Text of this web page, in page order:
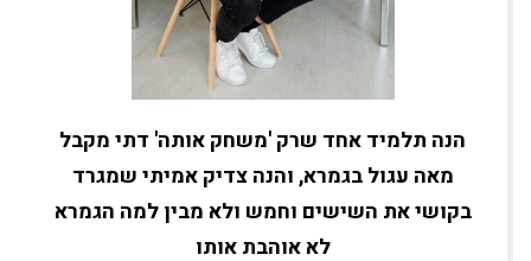
הנה תלמיד אחד שרק 'משחק אותה' דתי מקבל
מאה עגול בגמרא, והנה צדיק אמיתי שמגרד
בקושי את השישים וחמש ולא מבין למה הגמרא
לא אוהבת אותו